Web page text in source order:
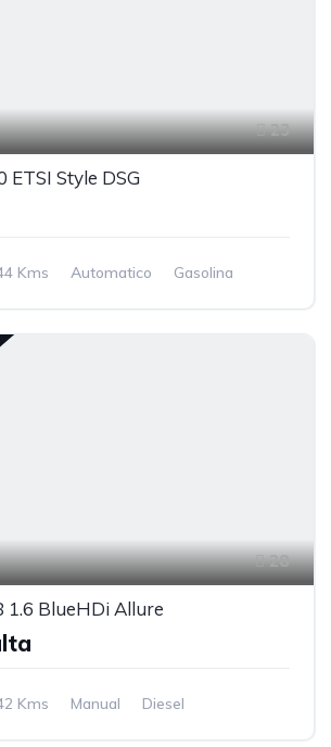
23
ETSI Style DSG
Kms Automatico Gasolina
28
1.6 BlueHDi Allure
Kms Manual Diesel